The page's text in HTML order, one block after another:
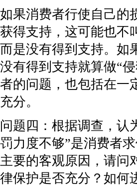
消费者行使自己的
得支持，这可能也不
是没有得到支持。如
有得到支持就算做“
的问题，也包括在一
分。
四：根据调查，认
力度不够”是消费者
要的客观原因，请问
保护是否充分？如何